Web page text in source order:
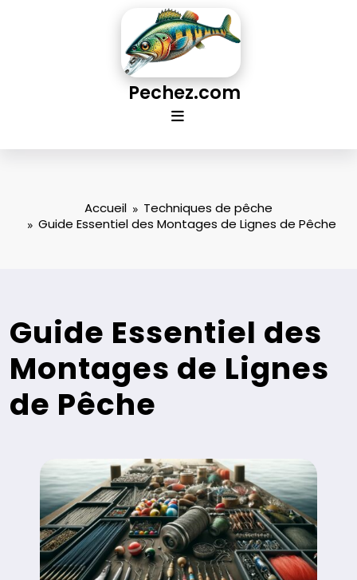
Pechez.com
Accueil
Techniques de pêche
Guide Essentiel des Montages de Lignes de Pêche
Guide Essentiel des
Montages de Lignes
de Pêche